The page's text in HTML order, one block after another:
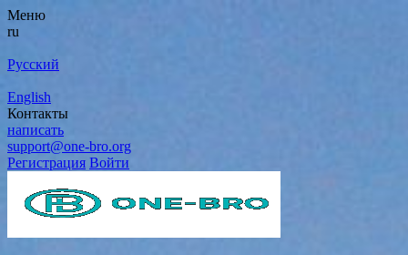
Меню
ru
Русский
English
Контакты
написать
support@one-bro.org
Регистрация Войти